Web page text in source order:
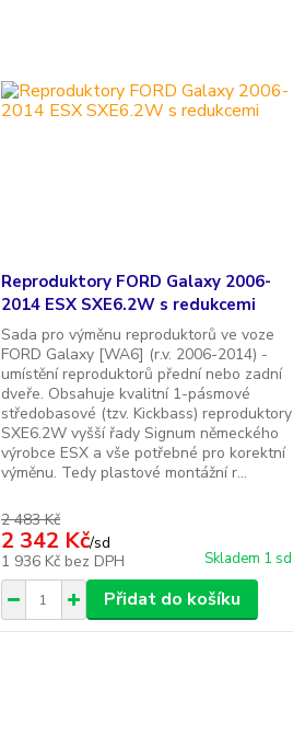
Reproduktory FORD Galaxy 2006-
2014 ESX SXE6.2W s redukcemi
Sada pro výměnu reproduktorů ve voze
FORD Galaxy [WA6] (r.v. 2006-2014) -
umístění reproduktorů přední nebo zadní
dveře. Obsahuje kvalitní 1-pásmové
středobasové (tzv. Kickbass) reproduktory
SXE6.2W vyšší řady Signum německého
výrobce ESX a vše potřebné pro korektní
výměnu. Tedy plastové montážní r...
2 483 Kč
2 342 Kč/sd
1 936 Kč bez DPH Skladem 1 sd
Přidat do košíku